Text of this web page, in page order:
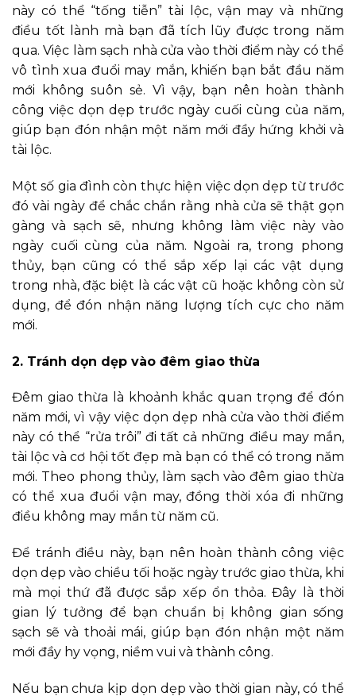
này có thể “tống tiễn” tài lộc, vận may và những
điều tốt lành mà bạn đã tích lũy được trong năm
qua. Việc làm sạch nhà cửa vào thời điểm này có thể
vô tình xua đuổi may mắn, khiến bạn bắt đầu năm
mới không suôn sẻ. Vì vậy, bạn nên hoàn thành
công việc dọn dẹp trước ngày cuối cùng của năm,
giúp bạn đón nhận một năm mới đầy hứng khởi và
tài lộc.
Một số gia đình còn thực hiện việc dọn dẹp từ trước
đó vài ngày để chắc chắn rằng nhà cửa sẽ thật gọn
gàng và sạch sẽ, nhưng không làm việc này vào
ngày cuối cùng của năm. Ngoài ra, trong phong
thủy, bạn cũng có thể sắp xếp lại các vật dụng
trong nhà, đặc biệt là các vật cũ hoặc không còn sử
dụng, để đón nhận năng lượng tích cực cho năm
mới.
2. Tránh dọn dẹp vào đêm giao thừa
Đêm giao thừa là khoảnh khắc quan trọng để đón
năm mới, vì vậy việc dọn dẹp nhà cửa vào thời điểm
này có thể “rửa trôi” đi tất cả những điều may mắn,
tài lộc và cơ hội tốt đẹp mà bạn có thể có trong năm
mới. Theo phong thủy, làm sạch vào đêm giao thừa
có thể xua đuổi vận may, đồng thời xóa đi những
điều không may mắn từ năm cũ.
Để tránh điều này, bạn nên hoàn thành công việc
dọn dẹp vào chiều tối hoặc ngày trước giao thừa, khi
mà mọi thứ đã được sắp xếp ổn thỏa. Đây là thời
gian lý tưởng để bạn chuẩn bị không gian sống
sạch sẽ và thoải mái, giúp bạn đón nhận một năm
mới đầy hy vọng, niềm vui và thành công.
Nếu bạn chưa kịp dọn dẹp vào thời gian này, có thể